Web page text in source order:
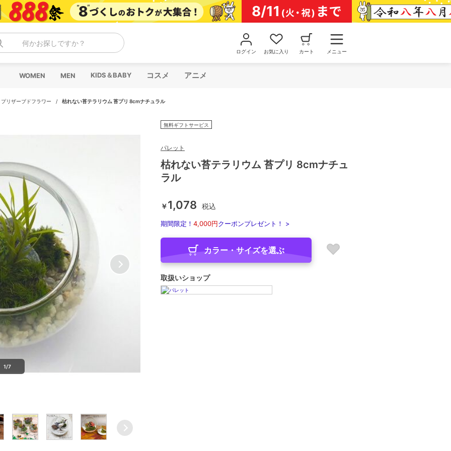
何かお探しですか？
ログイン お気に入り カート メニュー
WOMEN MEN KIDS＆BABY コスメ アニメ
プリザーブドフラワー / 枯れない苔テラリウム 苔プリ 8cmナチュラル
1/7
無料ギフトサービス
パレット
枯れない苔テラリウム 苔プリ 8cmナチュ
ラル
￥1,078 税込
期間限定！ 4,000円クーポンプレゼント！ >
カラー・サイズを選ぶ
取扱いショップ